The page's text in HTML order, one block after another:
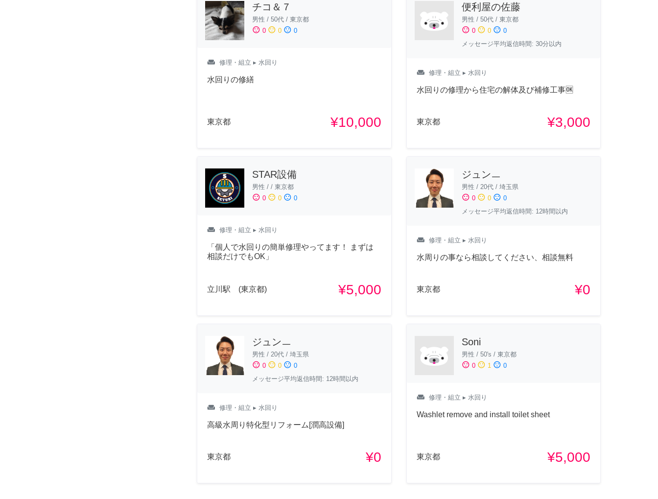
チコ＆７
男性 / 50代 / 東京都
sentiment_satisfied 0 sentiment_neutral 0 sentiment_dissatisfied 0
weekend 修理・組立 ▸ 水回り
水回りの修繕
東京都 ¥10,000
便利屋の佐藤
男性 / 50代/ 東京都
sentiment_satisfied 0 sentiment_neutral 0 sentiment_dissatisfied 0
メッセージ平均返信時間: 30分以内
weekend 修理・組立 ▸ 水回り
水回りの修理から住宅の解体及び補修工事🆗
東京都 ¥3,000
STAR設備
男性 / / 東京都
sentiment_satisfied 0 sentiment_neutral 0 sentiment_dissatisfied 0
weekend 修理・組立 ▸ 水回り
「個人で水回りの簡単修理やってます！ まずは
相談だけでもOK」
立川駅 (東京都) ¥5,000
ジュンㅡ
男性 / 20代/ 埼玉県
sentiment_satisfied 0 sentiment_neutral 0 sentiment_dissatisfied 0
メッセージ平均返信時間: 12時間以内
weekend 修理・組立 ▸ 水回り
水周りの事なら相談してください、相談無料
東京都 ¥0
ジュンㅡ
男性 / 20代 / 埼玉県
sentiment_satisfied 0 sentiment_neutral 0 sentiment_dissatisfied 0
メッセージ平均返信時間: 12時間以内
weekend 修理・組立 ▸ 水回り
高級水周り特化型リフォーム[潤高設備]
東京都 ¥0
Soni
男性 / 50's / 東京都
sentiment_satisfied 0 sentiment_neutral 1 sentiment_dissatisfied 0
weekend 修理・組立 ▸ 水回り
Washlet remove and install toilet sheet
東京都 ¥5,000